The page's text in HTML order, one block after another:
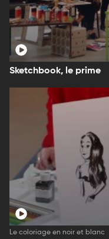
Sketchbook, le prime
Le coloriage en noir et blanc